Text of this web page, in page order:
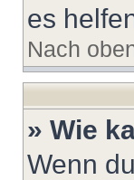
es
Nach
» Wie
Wenn